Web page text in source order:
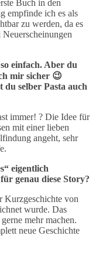
Buch in den
empfinde ich es als
zu werden, da es
einfach. Aber du
mir sicher 😉
selber Pasta auch
immer! ? Die Idee für
mit einer lieben
angeht, sehr
eigentlich
genau diese Story?
Kurzgeschichte von
wurde. Das
mehr machen.
neue Geschichte